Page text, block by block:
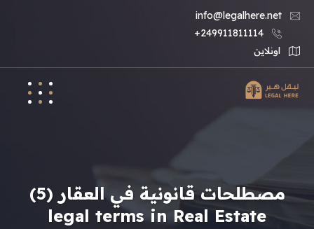
info@legalhere.net
249911811114+
اونلاين
مصطلحات قانونية في العقار (5)
legal terms in Real Estate